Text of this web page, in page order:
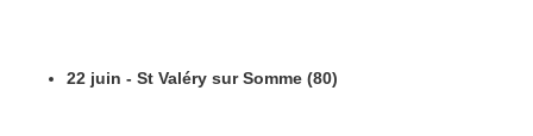
22 juin - St Valéry sur Somme (80)